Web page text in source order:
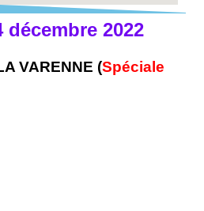
décembre 2022
VARENNE (Spéciale